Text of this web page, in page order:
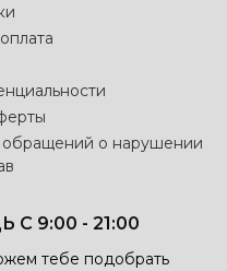
о нарушении
9:00 - 21:00
тебе подобрать